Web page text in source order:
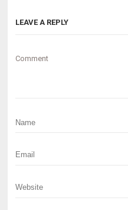
LEAVE A REPLY
Comment